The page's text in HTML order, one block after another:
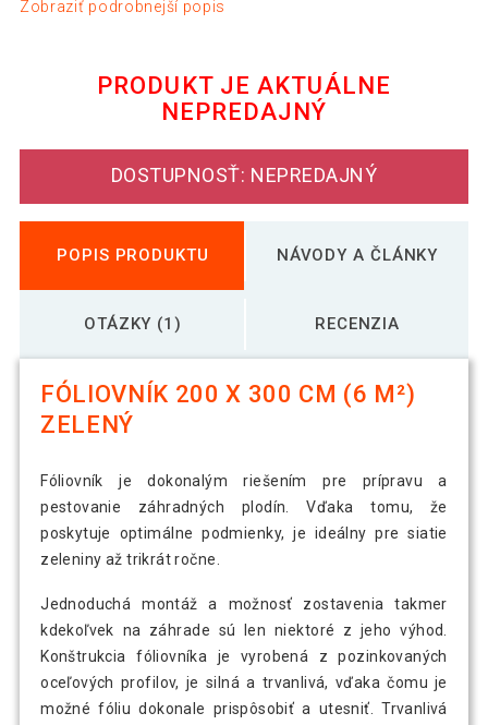
Zobraziť podrobnejší popis
PRODUKT JE AKTUÁLNE
NEPREDAJNÝ
DOSTUPNOSŤ: NEPREDAJNÝ
POPIS PRODUKTU NÁVODY A ČLÁNKY
OTÁZKY (1) RECENZIA
FÓLIOVNÍK 200 X 300 CM (6 M²)
ZELENÝ
Fóliovník je dokonalým riešením pre prípravu a
pestovanie záhradných plodín. Vďaka tomu, že
poskytuje optimálne podmienky, je ideálny pre siatie
zeleniny až trikrát ročne.
Jednoduchá montáž a možnosť zostavenia takmer
kdekoľvek na záhrade sú len niektoré z jeho výhod.
Konštrukcia fóliovníka je vyrobená z pozinkovaných
oceľových profilov, je silná a trvanlivá, vďaka čomu je
možné fóliu dokonale prispôsobiť a utesniť. Trvanlivá